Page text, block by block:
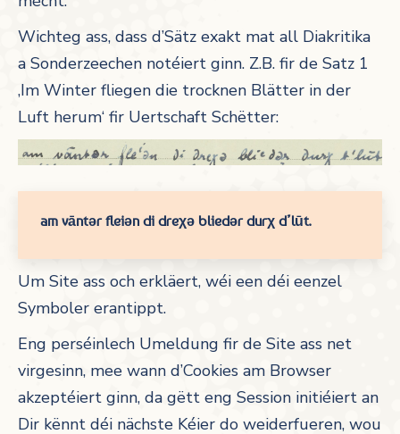
Wichteg ass, dass d’Sätz exakt mat all Diakritika
a Sonderzeechen notéiert ginn. Z.B. fir de Satz 1
‚Im Winter fliegen die trocknen Blätter in der
Luft herum‘ fir Uertschaft Schëtter:
am vāntər fleiən di dreχə bliedər durχ d’lūt.
Um Site ass och erkläert, wéi een déi eenzel
Symboler erantippt.
Eng perséinlech Umeldung fir de Site ass net
virgesinn, mee wann d’Cookies am Browser
akzeptéiert ginn, da gëtt eng Session initiéiert an
Dir kënnt déi nächste Kéier do weiderfueren, wou